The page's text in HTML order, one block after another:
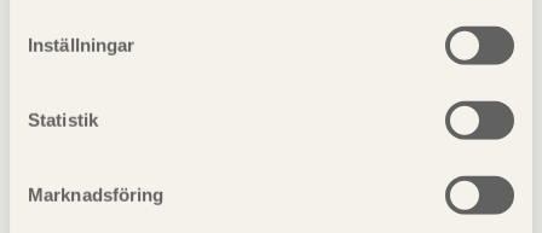
Inställningar
Statistik
Marknadsföring